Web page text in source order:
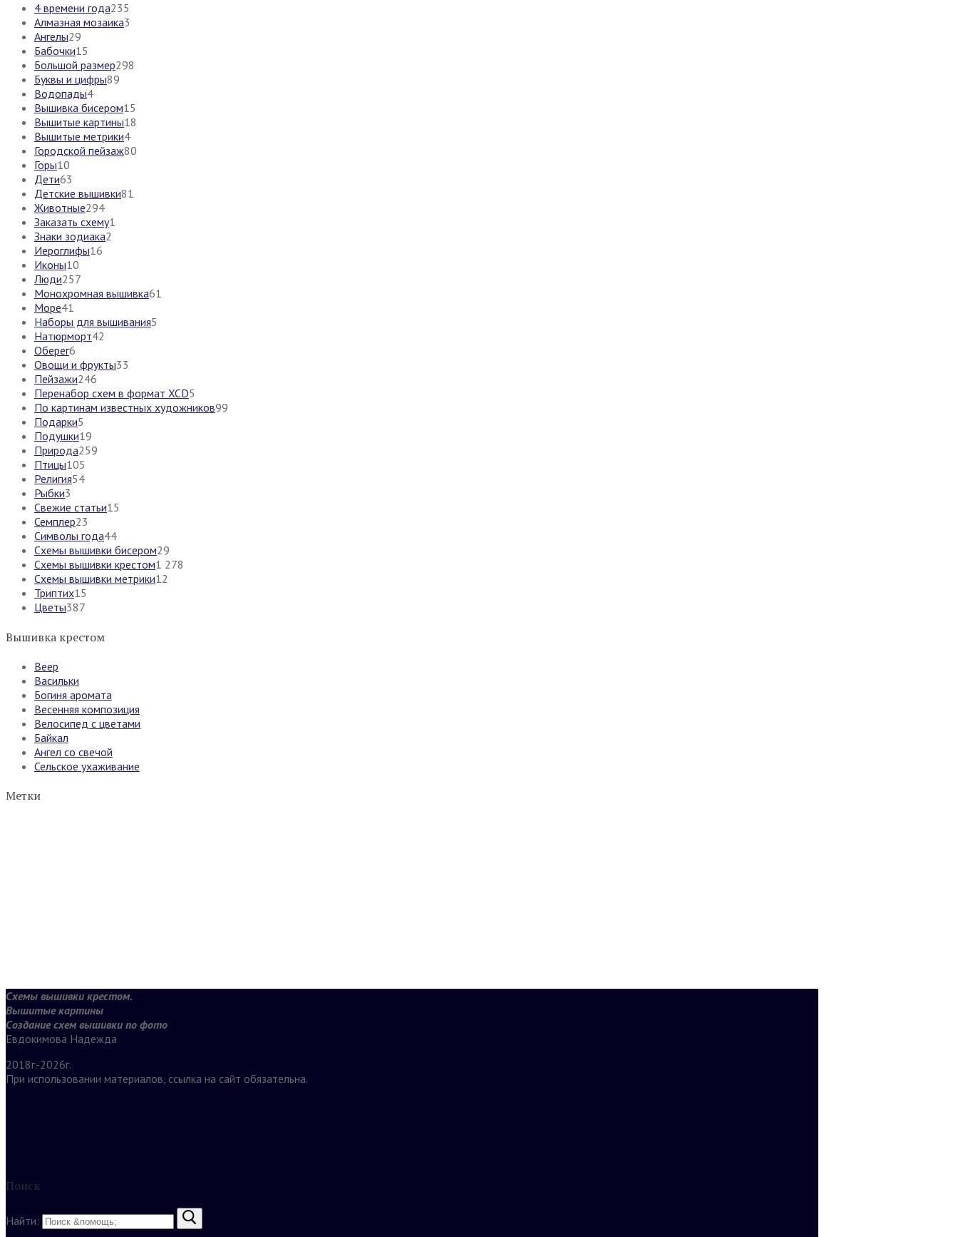
4 времени года235
Алмазная мозаика3
Ангелы29
Бабочки15
Большой размер298
Буквы и цифры89
Водопады4
Вышивка бисером15
Вышитые картины18
Вышитые метрики4
Городской пейзаж80
Горы10
Дети63
Детские вышивки81
Животные294
Заказать схему1
Знаки зодиака2
Иероглифы16
Иконы10
Люди257
Монохромная вышивка61
Море41
Наборы для вышивания5
Натюрморт42
Оберег6
Овощи и фрукты33
Пейзажи246
Перенабор схем в формат XCD5
По картинам известных художников99
Подарки5
Подушки19
Природа259
Птицы105
Религия54
Рыбки3
Свежие статьи15
Семплер23
Символы года44
Схемы вышивки бисером29
Схемы вышивки крестом1 278
Схемы вышивки метрики12
Триптих15
Цветы387
Вышивка крестом
Веер
Васильки
Богиня аромата
Весенняя композиция
Велосипед с цветами
Байкал
Ангел со свечой
Сельское ухаживание
Метки
Схемы вышивки крестом.
Вышитые картины
Создание схем вышивки по фото
Евдокимова Надежда
2018г.-2026г.
При использовании материалов, ссылка на сайт обязательна.
Поиск
Найти: